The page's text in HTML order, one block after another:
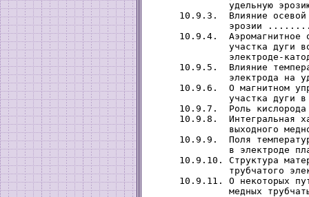
удельную
10.9.3.  Влияние
эрозии
10.9.4.  Аэромагнитное
участка дуги
электроде-
10.9.5.  Влияние
электрода на
10.9.6.  О магнитном
участка дуги
10.9.7.  Роль
10.9.8.  Интегральная
выходного
10.9.9.  Поля
в электроде
10.9.10. Структура
трубчатого
10.9.11. О некоторых
медных